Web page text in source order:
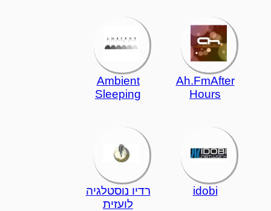
Ah.FmAfter
Hours
Ambient
Sleeping
idobi
רדיו נוסטלגיה
לועזית